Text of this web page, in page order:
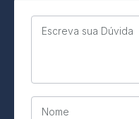
Escreva sua Dúvida
Nome